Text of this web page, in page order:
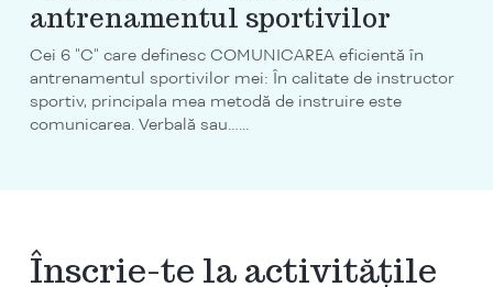
antrenamentul sportivilor
Cei 6 "C" care definesc COMUNICAREA eficientă în
antrenamentul sportivilor mei: În calitate de instructor
sportiv, principala mea metodă de instruire este
comunicarea. Verbală sau…...
Înscrie-te la activitățile